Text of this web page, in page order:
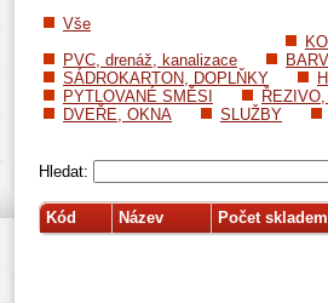
Vše
PVC, drenáž, kanalizace
SÁDROKARTON, DOPLŇKY
PYTLOVANÉ SMĚSI
DVEŘE, OKNA
SLUŽBY
Hledat:
Kód Název Počet skladem